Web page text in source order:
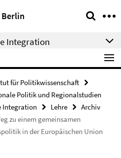
Integration
für Politikwissenschaft
Politik und Regionalstudien
Integration
Lehre
Archiv
zu einem gemeinsamen
in der Europäischen Union